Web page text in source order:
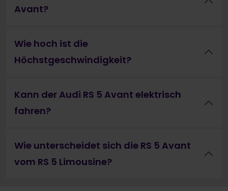
Avant?
Wie hoch ist die
Höchstgeschwindigkeit?
Kann der Audi RS 5 Avant elektrisch
fahren?
Wie unterscheidet sich die RS 5 Avant
vom RS 5 Limousine?